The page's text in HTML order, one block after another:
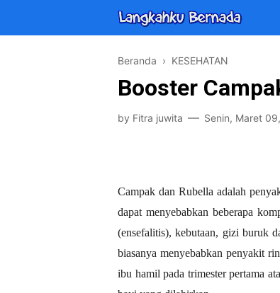
Beranda › KESEHATAN
Booster
by Fitra juwita Senin, Maret
Campak dan Rubella adalah
dapat menyebabkan beberapa
(ensefalitis), kebutaan, gizi buruk
biasanya menyebabkan penyakit
ibu hamil pada trimester pertama